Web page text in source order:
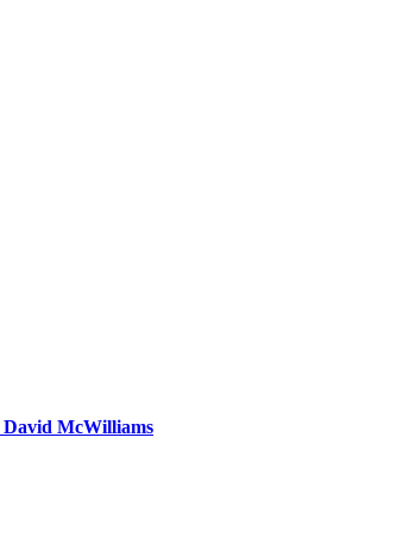
David McWilliams